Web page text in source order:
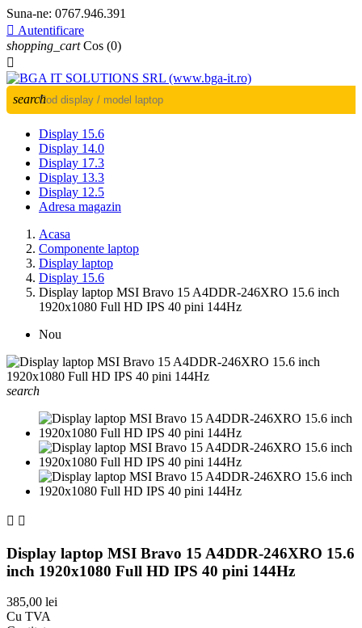
Suna-ne: 0767.946.391
 Autentificare
shopping_cart Cos (0)

search
Display 15.6
Display 14.0
Display 17.3
Display 13.3
Display 12.5
Adresa magazin
Acasa
Componente laptop
Display laptop
Display 15.6
Display laptop MSI Bravo 15 A4DDR-246XRO 15.6 inch
1920x1080 Full HD IPS 40 pini 144Hz
Nou
search
 
Display laptop MSI Bravo 15 A4DDR-246XRO 15.6
inch 1920x1080 Full HD IPS 40 pini 144Hz
385,00 lei
Cu TVA